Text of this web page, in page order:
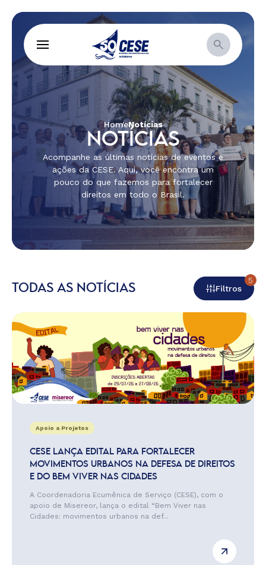
HomeNotícias
NOTÍCIAS
Acompanhe as últimas notícias de eventos e
ações da CESE. Aqui, você encontra um
pouco do que fazemos para fortalecer
direitos em todo o Brasil.
TODAS AS NOTÍCIAS Filtros
5
Apoio a Projetos
CESE LANÇA EDITAL PARA FORTALECER
MOVIMENTOS URBANOS NA DEFESA DE DIREITOS
E DO BEM VIVER NAS CIDADES
A Coordenadoria Ecumênica de Serviço (CESE), com o
apoio de Misereor, lança o edital “Bem Viver nas
Cidades: movimentos urbanos na def...